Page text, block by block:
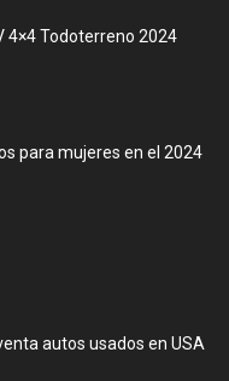
4×4 Todoterreno 2024
para mujeres en el 2024
autos usados en USA